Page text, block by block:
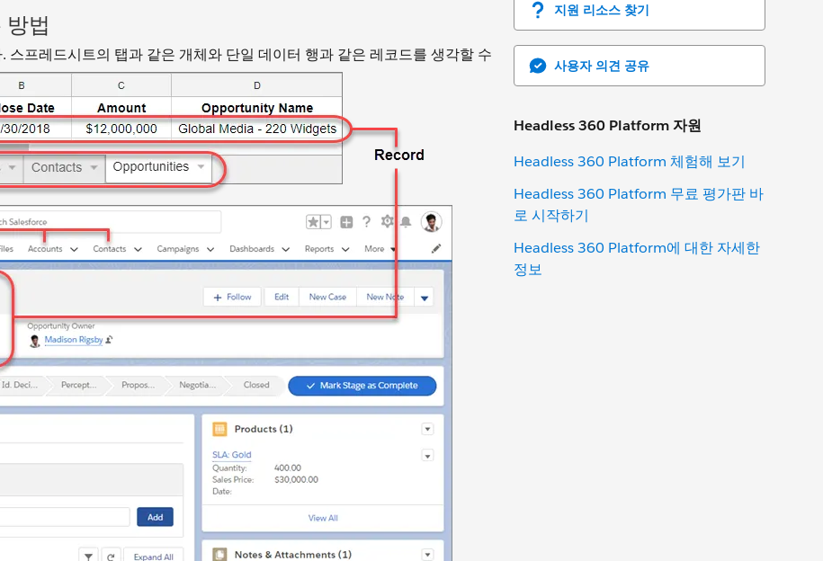
지원 리소스 찾기
사용자 의견 공유
Headless 360 Platform 자원
Headless 360 Platform 체험해 보기
Headless 360 Platform 무료 평가판 바
로 시작하기
Headless 360 Platform에 대한 자세한
정보
법
프레드시트의 탭과 같은 개체와 단일 데이터 행과 같은 레코드를 생각할 수